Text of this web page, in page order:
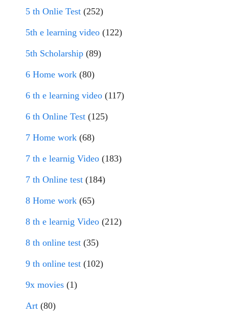
5 th Onlie Test (252)
5th e learning video (122)
5th Scholarship (89)
6 Home work (80)
6 th e learning video (117)
6 th Online Test (125)
7 Home work (68)
7 th e learnig Video (183)
7 th Online test (184)
8 Home work (65)
8 th e learnig Video (212)
8 th online test (35)
9 th online test (102)
9x movies (1)
Art (80)